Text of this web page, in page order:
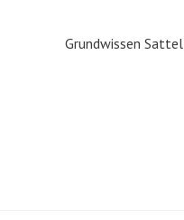
Grundwissen Sattel